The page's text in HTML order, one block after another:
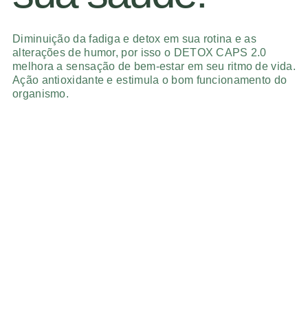
Diminuição da fadiga e detox em sua rotina e as
alterações de humor, por isso o DETOX CAPS 2.0
melhora a sensação de bem-estar em seu ritmo de vida.
Ação antioxidante e estimula o bom funcionamento do
organismo.